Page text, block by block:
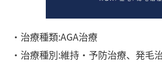
・治療種類:AGA治療
・治療種別:維持・予防治療、発毛